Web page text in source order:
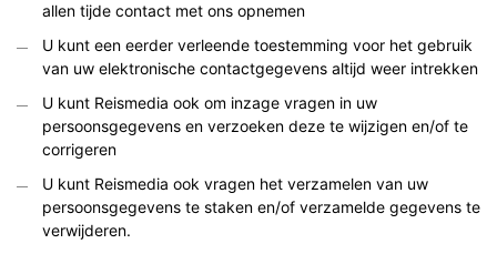
allen tijde contact met ons opnemen
U kunt een eerder verleende toestemming voor het gebruik
van uw elektronische contactgegevens altijd weer intrekken
U kunt Reismedia ook om inzage vragen in uw
persoonsgegevens en verzoeken deze te wijzigen en/of te
corrigeren
U kunt Reismedia ook vragen het verzamelen van uw
persoonsgegevens te staken en/of verzamelde gegevens te
verwijderen.